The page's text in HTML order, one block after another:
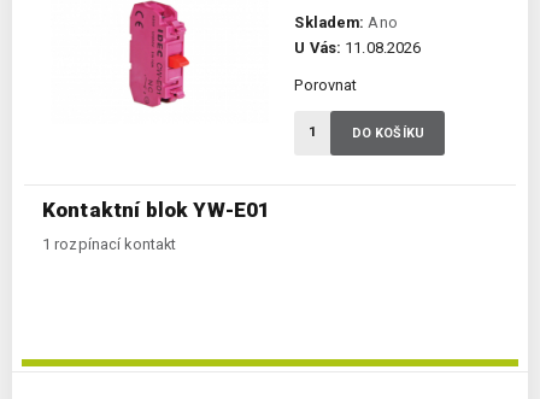
Kontaktní blok YW-E01
1 rozpínací kontakt
Skladem: Ano
U Vás: 11.08.2026
Porovnat
DO KOŠÍKU